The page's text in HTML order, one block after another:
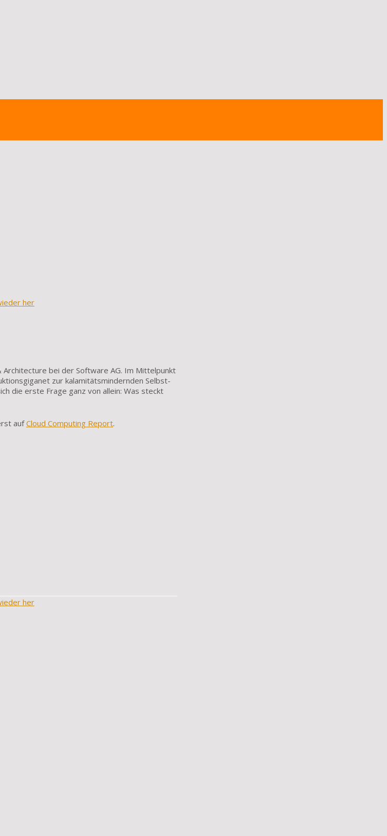
her
bei der Software AG. Im Mittelpunkt
zur kalamitätsmindernden Selbst-
die erste Frage ganz von allein: Was steckt
aufCloud Computing Report.
her